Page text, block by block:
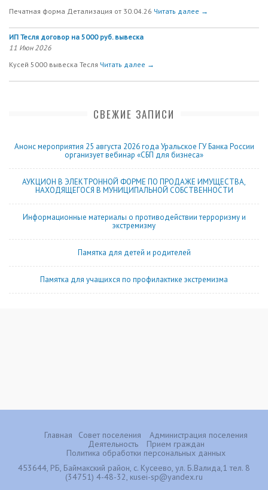
Печатная форма Детализация от 30.04.26 Читать далее →
ИП Тесля договор на 5000 руб. вывеска
11 Июн 2026
Кусей 5000 вывеска Тесля Читать далее →
СВЕЖИЕ ЗАПИСИ
Анонс мероприятия 25 августа 2026 года Уральское ГУ Банка России
организует вебинар «СБП для бизнеса»
АУКЦИОН В ЭЛЕКТРОННОЙ ФОРМЕ ПО ПРОДАЖЕ ИМУЩЕСТВА,
НАХОДЯЩЕГОСЯ В МУНИЦИПАЛЬНОЙ СОБСТВЕННОСТИ
Информационные материалы о противодействии терроризму и
экстремизму
Памятка для детей и родителей
Памятка для учащихся по профилактике экстремизма
Главная Совет поселения
Администрация поселения
Деятельность
Прием граждан
Политика обработки персональных данных
453644, РБ, Баймакский район, с. Кусеево, ул. Б.Валида,1 тел. 8
(34751) 4-48-32, кusei-sp@yandex.ru